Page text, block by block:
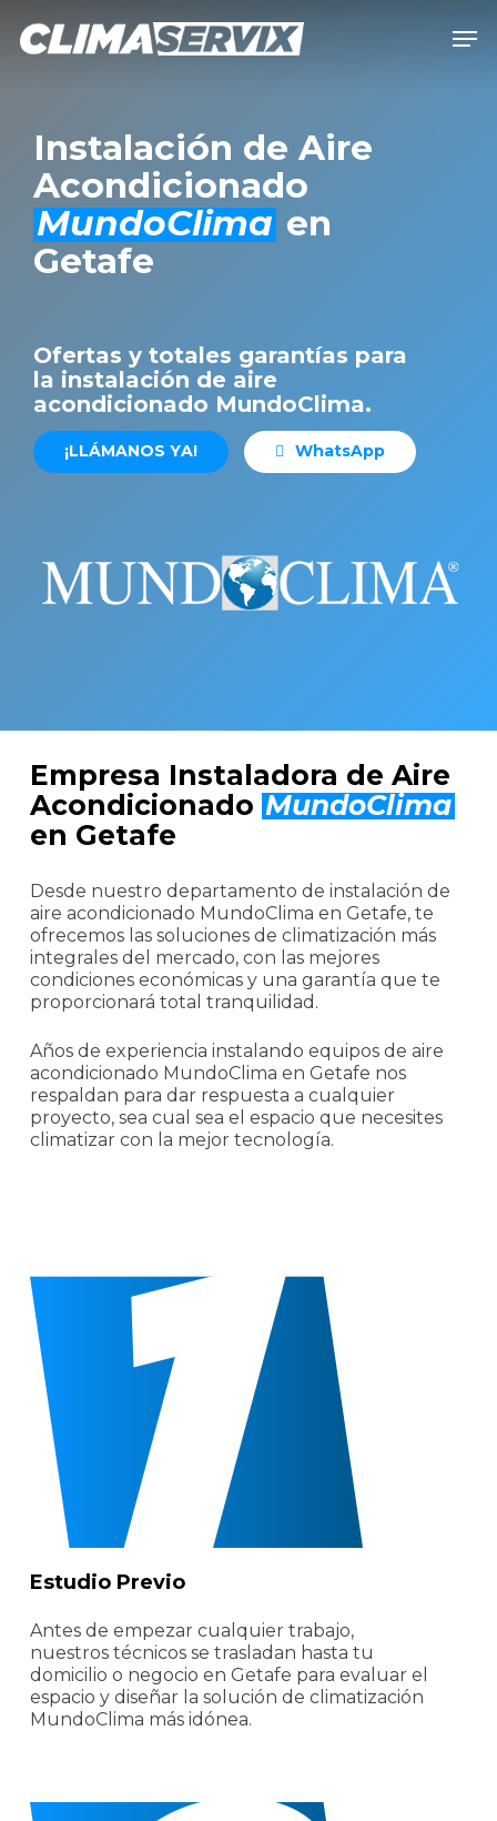
Instalación de Aire
Acondicionado
MundoClima en
Getafe
Ofertas y totales garantías para
la instalación de aire
acondicionado MundoClima.
¡LLÁMANOS YA! WhatsApp
Empresa Instaladora de Aire
Acondicionado MundoClima
en Getafe
Desde nuestro departamento de instalación de
aire acondicionado MundoClima en Getafe, te
ofrecemos las soluciones de climatización más
integrales del mercado, con las mejores
condiciones económicas y una garantía que te
proporcionará total tranquilidad.
Años de experiencia instalando equipos de aire
acondicionado MundoClima en Getafe nos
respaldan para dar respuesta a cualquier
proyecto, sea cual sea el espacio que necesites
climatizar con la mejor tecnología.
Estudio Previo
Antes de empezar cualquier trabajo,
nuestros técnicos se trasladan hasta tu
domicilio o negocio en Getafe para evaluar el
espacio y diseñar la solución de climatización
MundoClima más idónea.